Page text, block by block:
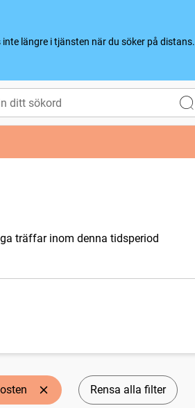
längre i tjänsten när du söker på distans.
träffar inom denna tidsperiod
Rensa alla filter